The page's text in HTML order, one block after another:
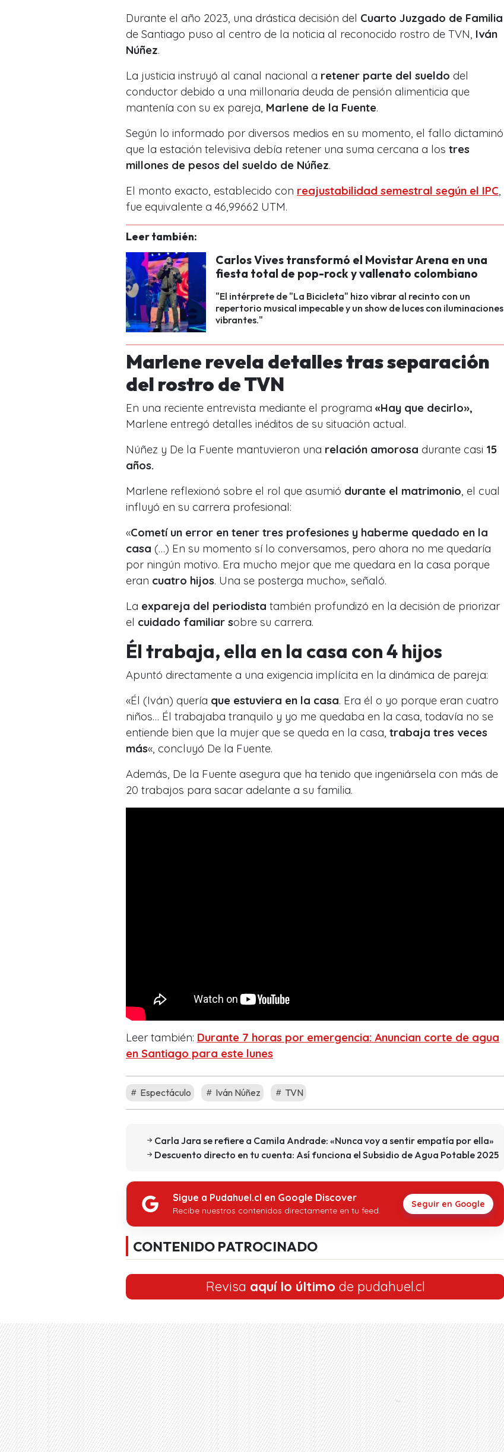
Durante el año 2023, una drástica decisión del Cuarto Juzgado de Familia
de Santiago puso al centro de la noticia al reconocido rostro de TVN, Iván
Núñez.
La justicia instruyó al canal nacional a retener parte del sueldo del
conductor debido a una millonaria deuda de pensión alimenticia que
mantenía con su ex pareja, Marlene de la Fuente.
Según lo informado por diversos medios en su momento, el fallo dictaminó
que la estación televisiva debía retener una suma cercana a los tres
millones de pesos del sueldo de Núñez.
El monto exacto, establecido con reajustabilidad semestral según el IPC
fue equivalente a 46,99662 UTM.
Leer también:
Carlos Vives transformó el Movistar Arena en una
fiesta total de pop-rock y vallenato colombiano
"El intérprete de "La Bicicleta" hizo vibrar al recinto con un
repertorio musical impecable y un show de luces con iluminaciones
vibrantes."
Marlene revela detalles tras separación
del rostro de TVN
En una reciente entrevista mediante el programa «Hay que decirlo»,
Marlene entregó detalles inéditos de su situación actual.
Núñez y De la Fuente mantuvieron una relación amorosa durante casi 15
años.
Marlene reflexionó sobre el rol que asumió durante el matrimonio , el cual
influyó en su carrera profesional:
«Cometí un error en tener tres profesiones y haberme quedado en la
casa (…) En su momento sí lo conversamos, pero ahora no me quedaría
por ningún motivo. Era mucho mejor que me quedara en la casa porque
eran cuatro hijos. Una se posterga mucho», señaló.
La expareja del periodista también profundizó en la decisión de priorizar
el cuidado familiar sobre su carrera.
Él trabaja, ella en la casa con 4 hijos
Apuntó directamente a una exigencia implícita en la dinámica de pareja:
«Él (Iván) quería que estuviera en la casa. Era él o yo porque eran cuatro
niños… Él trabajaba tranquilo y yo me quedaba en la casa, todavía no se
entiende bien que la mujer que se queda en la casa, trabaja tres veces
más«, concluyó De la Fuente.
Además, De la Fuente asegura que ha tenido que ingeniársela con más de
20 trabajos para sacar adelante a su familia.
Leer también: Durante 7 horas por emergencia: Anuncian corte de agua
en Santiago para este lunes
Espectáculo Iván Núñez TVN
Carla Jara se refiere a Camila Andrade: «Nunca voy a sentir empatía por ella»
Descuento directo en tu cuenta: Así funciona el Subsidio de Agua Potable 2025
Sigue a Pudahuel.cl en Google Discover
Recibe nuestros contenidos directamente en tu feed.
Seguir en Google
CONTENIDO PATROCINADO
Revisa aquí lo último de pudahuel.cl